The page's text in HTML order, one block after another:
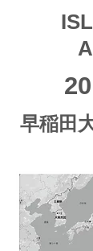
早稲田